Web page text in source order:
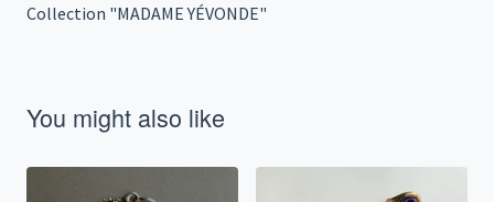
Collection "MADAME YÉVONDE"
You might also like